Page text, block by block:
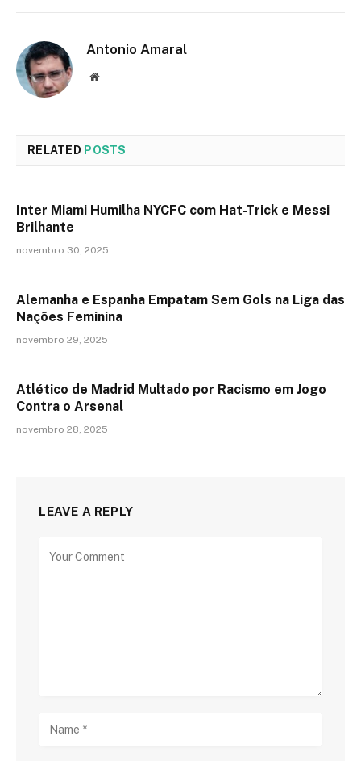
Antonio Amaral
Website
RELATED POSTS
Inter Miami Humilha NYCFC com Hat-Trick e Messi
Brilhante
novembro 30, 2025
Alemanha e Espanha Empatam Sem Gols na Liga das
Nações Feminina
novembro 29, 2025
Atlético de Madrid Multado por Racismo em Jogo
Contra o Arsenal
novembro 28, 2025
LEAVE A REPLY